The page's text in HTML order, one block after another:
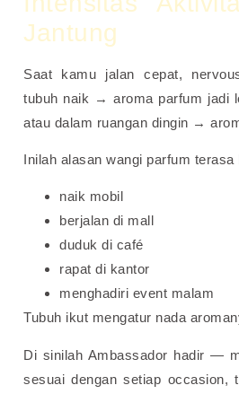
Jantung
Saat kamu jalan cepat,
tubuh naik → aroma parfum jadi
atau dalam ruangan dingin →
Inilah alasan wangi parfum terasa
naik mobil
berjalan di mall
duduk di café
rapat di kantor
menghadiri event malam
Tubuh ikut mengatur nada
Di sinilah Ambassador hadir —
sesuai dengan setiap occasion,